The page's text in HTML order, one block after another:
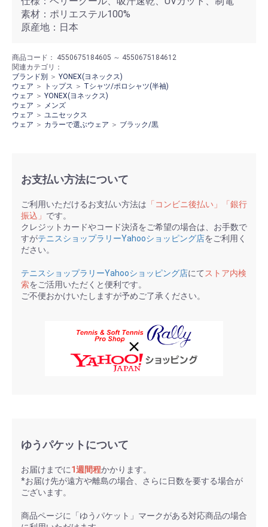
素材：ポリエステル100%
原産地：日本
商品コード： 4550675184605 ～ 4550675184612
関連カテゴリ：
ブランド別 ＞ YONEX(ヨネックス)
ウェア ＞ トップス ＞ Tシャツ/ポロシャツ(半袖)
ウェア ＞ YONEX(ヨネックス)
ウェア ＞
メンズ
ウェア ＞ ユニセックス
ウェア ＞ カラーで選ぶウェア ＞ ブラック/黒
お支払い方法について
ご利用いただけるお支払い方法は 「コンビニ後払い」「銀行
振込」 です。
クレジットカードやコード決済をご希望の場合は、お手数で
すがテニスショップラリーYahooショッピング店をご利用く
ださい。
テニスショップラリーYahooショッピング店にて ストア内検
索をご活用いただくと便利です。
ご不便おかけいたしますが予めご了承ください。
ゆうパケットについて
お届けまでに1週間程かかります。
*お届け先が遠方や離島の場合、さらに日数を要する場合が
ございます。
商品ページに「ゆうパケット」マークがある対応商品の場合